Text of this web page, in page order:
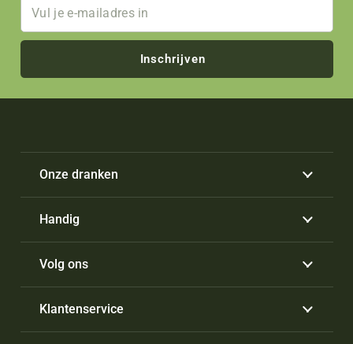
Inschrijven
Onze dranken
Handig
Volg ons
Klantenservice